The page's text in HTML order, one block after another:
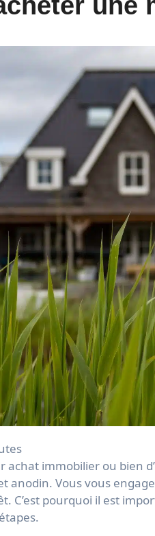
anodin. Vous vous
C’est pourquoi il est